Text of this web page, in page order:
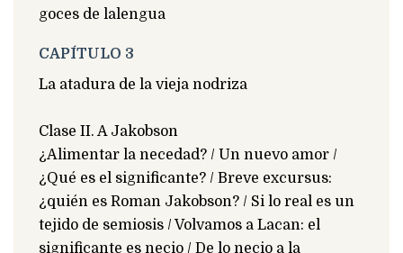
goces de lalengua
CAPÍTULO 3
La atadura de la vieja nodriza
Clase II. A Jakobson
¿Alimentar la necedad? / Un nuevo amor /
¿Qué es el significante? / Breve excursus:
¿quién es Roman Jakobson? / Si lo real es un
tejido de semiosis / Volvamos a Lacan: el
significante es necio / De lo necio a la